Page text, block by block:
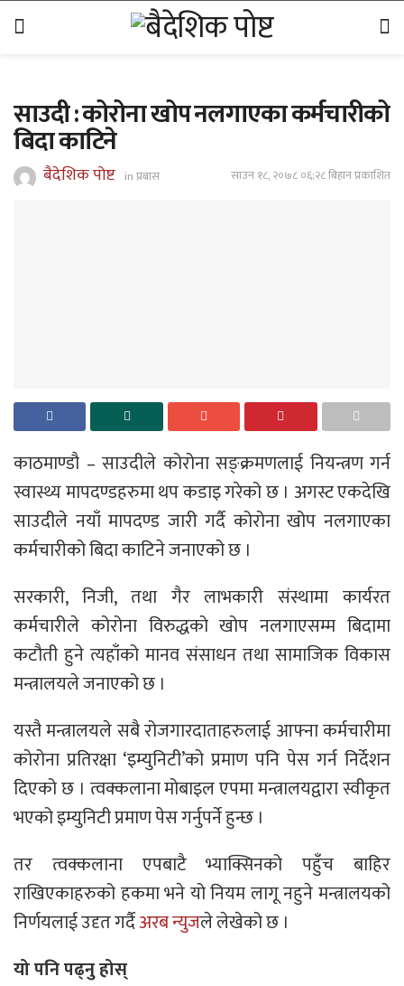
साउदी : कोरोना खोप नलगाएका कर्मचारीको
बिदा काटिने
बैदेशिक पोष्ट inप्रबास साउन १८, २०७८ ०६;२८ बिहान प्रकाशित
काठमाण्डौ – साउदीले कोरोना सङ्क्रमणलाई नियन्त्रण गर्न
स्वास्थ्य मापदण्डहरुमा थप कडाइ गरेको छ । अगस्ट एकदेखि
साउदीले नयाँ मापदण्ड जारी गर्दै कोरोना खोप नलगाएका
कर्मचारीको बिदा काटिने जनाएको छ ।
सरकारी, निजी, तथा गैर लाभकारी संस्थामा कार्यरत
कर्मचारीले कोरोना विरुद्धको खोप नलगाएसम्म बिदामा
कटौती हुने त्यहाँको मानव संसाधन तथा सामाजिक विकास
मन्त्रालयले जनाएको छ ।
यस्तै मन्त्रालयले सबै रोजगारदाताहरुलाई आफ्ना कर्मचारीमा
कोरोना प्रतिरक्षा ‘इम्युनिटी’को प्रमाण पनि पेस गर्न निर्देशन
दिएको छ । त्वक्कलाना मोबाइल एपमा मन्त्रालयद्वारा स्वीकृत
भएको इम्युनिटी प्रमाण पेस गर्नुपर्ने हुन्छ ।
तर त्वक्कलाना एपबाटै भ्याक्सिनको पहुँच बाहिर
राखिएकाहरुको हकमा भने यो नियम लागू नहुने मन्त्रालयको
निर्णयलाई उदृत गर्दैअरब न्युजले लेखेको छ ।
यो पनि पढ्नु होस्